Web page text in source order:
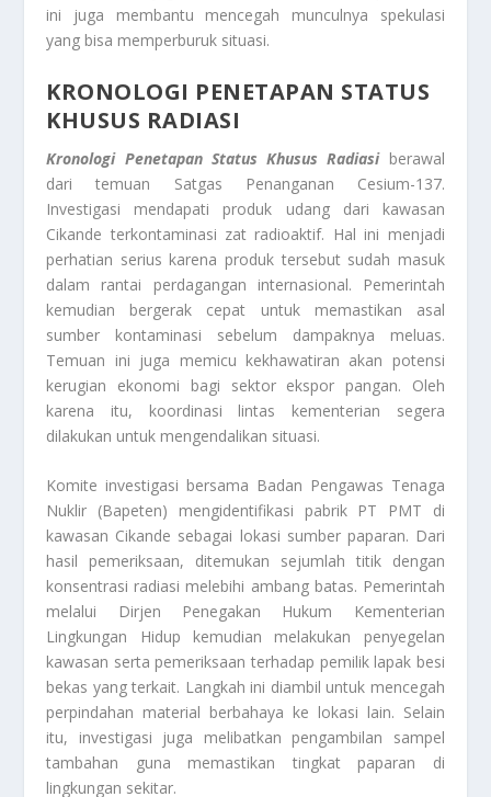
ini juga membantu mencegah munculnya spekulasi
yang bisa memperburuk situasi.
KRONOLOGI PENETAPAN STATUS
KHUSUS RADIASI
Kronologi Penetapan Status Khusus Radiasiberawal
dari temuan Satgas Penanganan Cesium-137.
Investigasi mendapati produk udang dari kawasan
Cikande terkontaminasi zat radioaktif. Hal ini menjadi
perhatian serius karena produk tersebut sudah masuk
dalam rantai perdagangan internasional. Pemerintah
kemudian bergerak cepat untuk memastikan asal
sumber kontaminasi sebelum dampaknya meluas.
Temuan ini juga memicu kekhawatiran akan potensi
kerugian ekonomi bagi sektor ekspor pangan. Oleh
karena itu, koordinasi lintas kementerian segera
dilakukan untuk mengendalikan situasi.
Komite investigasi bersama Badan Pengawas Tenaga
Nuklir (Bapeten) mengidentifikasi pabrik PT PMT di
kawasan Cikande sebagai lokasi sumber paparan. Dari
hasil pemeriksaan, ditemukan sejumlah titik dengan
konsentrasi radiasi melebihi ambang batas. Pemerintah
melalui Dirjen Penegakan Hukum Kementerian
Lingkungan Hidup kemudian melakukan penyegelan
kawasan serta pemeriksaan terhadap pemilik lapak besi
bekas yang terkait. Langkah ini diambil untuk mencegah
perpindahan material berbahaya ke lokasi lain. Selain
itu, investigasi juga melibatkan pengambilan sampel
tambahan guna memastikan tingkat paparan di
lingkungan sekitar.